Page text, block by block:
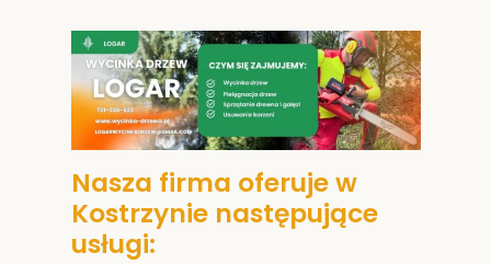
Nasza firma oferuje w
Kostrzynie następujące
usługi: